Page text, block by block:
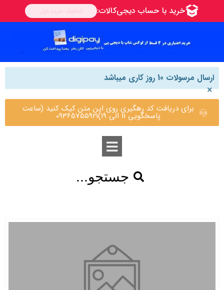
ارسال مرسولات 10 روز کاری میباشد
×
برای دریافت کد رهگیری روی این متن کیک کنید (ساعت
پاسخگویی 11 الی 19)09365755921
جستجو...